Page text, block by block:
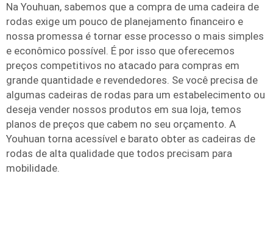
Na Youhuan, sabemos que a compra de uma cadeira de
rodas exige um pouco de planejamento financeiro e
nossa promessa é tornar esse processo o mais simples
e econômico possível. É por isso que oferecemos
preços competitivos no atacado para compras em
grande quantidade e revendedores. Se você precisa de
algumas cadeiras de rodas para um estabelecimento ou
deseja vender nossos produtos em sua loja, temos
planos de preços que cabem no seu orçamento. A
Youhuan torna acessível e barato obter as cadeiras de
rodas de alta qualidade que todos precisam para
mobilidade.